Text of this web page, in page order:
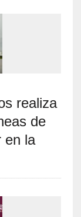
realiza
de
en la